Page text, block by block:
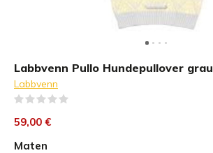
Labbvenn Pullo Hundepullover grau
Labbvenn
59,00 €
Maten